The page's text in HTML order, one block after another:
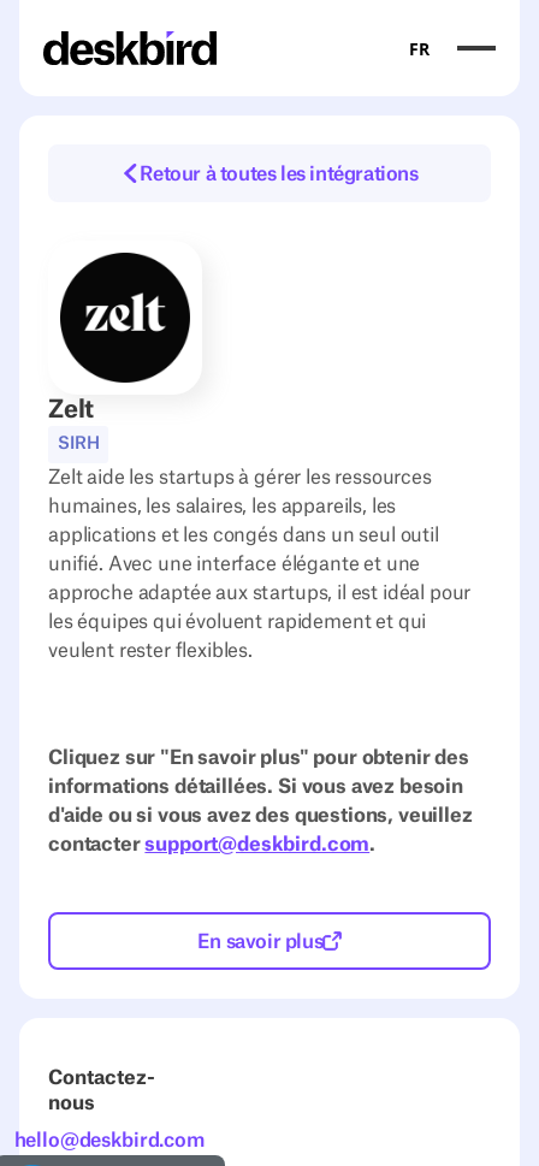
FR
Retour à toutes les intégrations
Zelt
SIRH
Zelt aide les startups à gérer les ressources
humaines, les salaires, les appareils, les
applications et les congés dans un seul outil
unifié. Avec une interface élégante et une
approche adaptée aux startups, il est idéal pour
les équipes qui évoluent rapidement et qui
veulent rester flexibles.
Cliquez sur "En savoir plus" pour obtenir des
informations détaillées. Si vous avez besoin
d'aide ou si vous avez des questions, veuillez
contactersupport@deskbird.com.
En savoir plus
Contactez-
nous
hello@deskbird.com